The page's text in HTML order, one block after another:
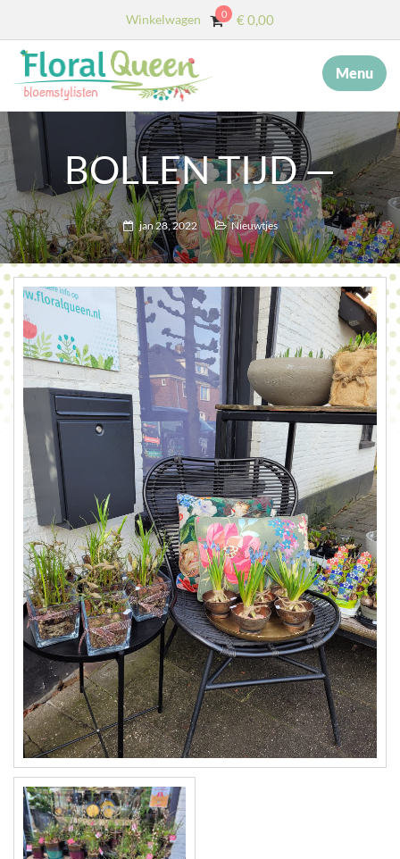
Winkelwagen 0 €0,00
Menu
BOLLEN TIJD —
jan 28, 2022 Nieuwtjes
MENU ×
START
OVER ONS
DIENSTEN
AFSCHEID MET BLOEMEN
COLLECTIE
WEBSHOP
BLOG
CONTACT